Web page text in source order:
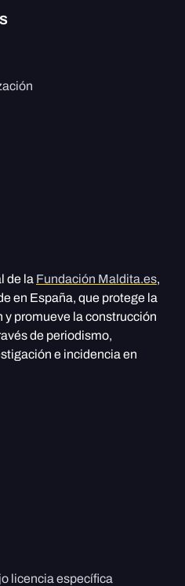
de la Fundación Maldita.es,
en España, que protege la
promueve la construcción
de periodismo,
e incidencia en
licencia específica